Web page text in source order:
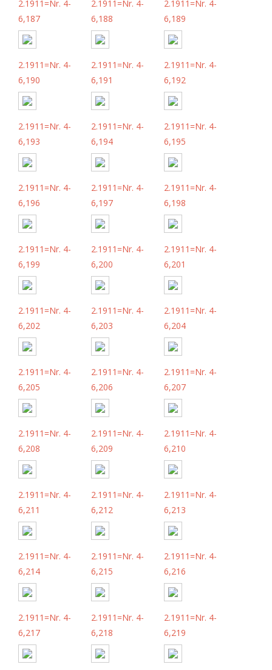
2.1911=Nr. 4-
6,187
2.1911=Nr. 4-
6,188
2.1911=Nr. 4-
6,189
2.1911=Nr. 4-
6,190
2.1911=Nr. 4-
6,191
2.1911=Nr. 4-
6,192
2.1911=Nr. 4-
6,193
2.1911=Nr. 4-
6,194
2.1911=Nr. 4-
6,195
2.1911=Nr. 4-
6,196
2.1911=Nr. 4-
6,197
2.1911=Nr. 4-
6,198
2.1911=Nr. 4-
6,199
2.1911=Nr. 4-
6,200
2.1911=Nr. 4-
6,201
2.1911=Nr. 4-
6,202
2.1911=Nr. 4-
6,203
2.1911=Nr. 4-
6,204
2.1911=Nr. 4-
6,205
2.1911=Nr. 4-
6,206
2.1911=Nr. 4-
6,207
2.1911=Nr. 4-
6,208
2.1911=Nr. 4-
6,209
2.1911=Nr. 4-
6,210
2.1911=Nr. 4-
6,211
2.1911=Nr. 4-
6,212
2.1911=Nr. 4-
6,213
2.1911=Nr. 4-
6,214
2.1911=Nr. 4-
6,215
2.1911=Nr. 4-
6,216
2.1911=Nr. 4-
6,217
2.1911=Nr. 4-
6,218
2.1911=Nr. 4-
6,219